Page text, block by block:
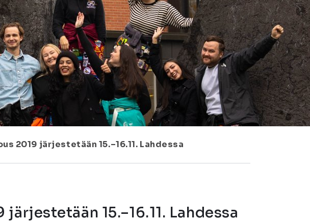
2019 järjestetään 15.–16.11. Lahdessa
15.–16.11. Lahdessa